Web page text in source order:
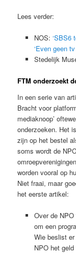
Lees verder:
NOS: ‘SBS6
‘Even geen
Stedelijk
FTM onderzoekt
In een serie van
Bracht voor
mediaknoop’
onderzoeken. Het
zijn op het bestel
soms wordt de
worden vooral op
Niet fraai, maar
het eerste artikel:
Over de
om een
Wie beslist
NPO het